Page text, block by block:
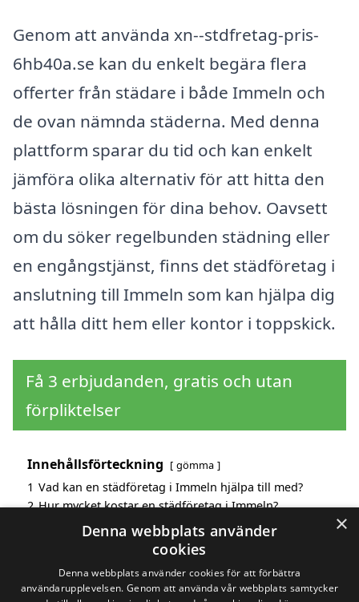
Genom att använda xn--stdfretag-pris-
6hb40a.se kan du enkelt begära flera
offerter från städare i både Immeln och
de ovan nämnda städerna. Med denna
plattform sparar du tid och kan enkelt
jämföra olika alternativ för att hitta den
bästa lösningen för dina behov. Oavsett
om du söker regelbunden städning eller
en engångstjänst, finns det städföretag i
anslutning till Immeln som kan hjälpa dig
att hålla ditt hem eller kontor i toppskick.
Få 3 erbjudanden, gratis och utan
förpliktelser
Innehållsförteckning gömma
1 Vad kan en städföretag i Immeln hjälpa till med?
2 Hur mycket kostar en städföretag i Immeln?
Fördelar med att välja städföretag i Immeln
Sök efter en skicklig städföretag i de omgivande
×
Denna webbplats använder
cookies
Denna webbplats använder cookies för att förbättra
användarupplevelsen. Genom att använda vår webbplats samtycker